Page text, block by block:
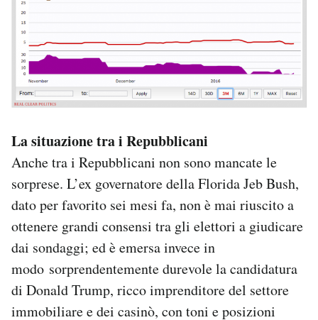
La situazione tra i Repubblicani
Anche tra i Repubblicani non sono mancate le
sorprese. L’ex governatore della Florida Jeb Bush,
dato per favorito sei mesi fa, non è mai riuscito a
ottenere grandi consensi tra gli elettori a giudicare
dai sondaggi; ed è emersa invece in
modo sorprendentemente durevole la candidatura
di Donald Trump, ricco imprenditore del settore
immobiliare e dei casinò, con toni e posizioni